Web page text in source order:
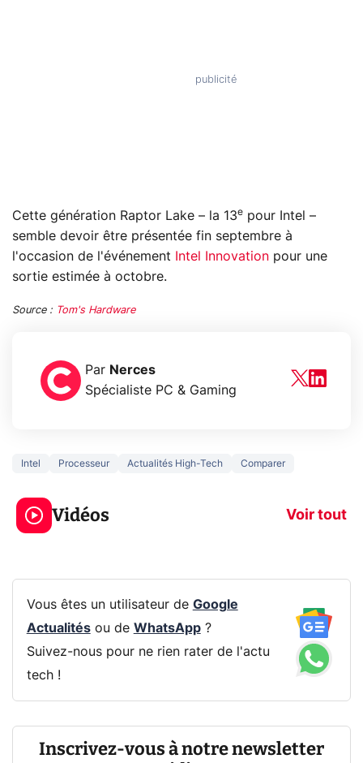
Cette génération Raptor Lake – la 13e pour Intel –
semble devoir être présentée fin septembre à
l'occasion de l'événement
Intel Innovation pour une
sortie estimée à octobre.
Source : Tom's Hardware
Par Nerces
Spécialiste PC & Gaming
Intel Processeur Actualités High-Tech Comparer
Vidéos Voir tout
3 écrans en 1 pour
319€ ? Voici L'AOC
CQ32G4ZA !
5
prochaine
Vous êtes un utilisateur de Google
Actualitésou de WhatsApp?
Suivez-nous pour ne rien rater de l'actu
tech !
Inscrivez-vous à notre newsletter